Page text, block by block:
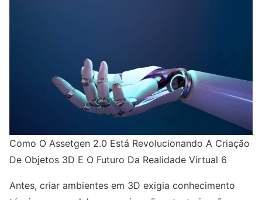
Como O Assetgen 2.0 Está Revolucionando A Criação
De Objetos 3D E O Futuro Da Realidade Virtual 6
Antes, criar ambientes em 3D exigia conhecimento